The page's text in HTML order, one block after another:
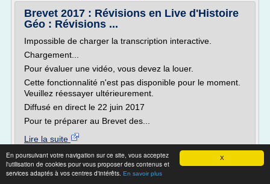
X
En poursuivant votre navigation sur ce site, vous acceptez
l'utilisation de cookies pour vous proposer des contenus et
services adaptés à vos centres d'intérêts. En savoir plus
Brevet 2017 : Révisions en Live d'Histoire
Géo : Révisions ...
Impossible de charger la transcription interactive.
Chargement...
Pour évaluer une vidéo, vous devez la louer.
Cette fonctionnalité n'est pas disponible pour le moment.
Veuillez réessayer ultérieurement.
Diffusé en direct le 22 juin 2017
Pour te préparer au Brevet des...
Lire la suite
Site :youtube.com
Thèmes liés :site pour reviser le brevet 2017